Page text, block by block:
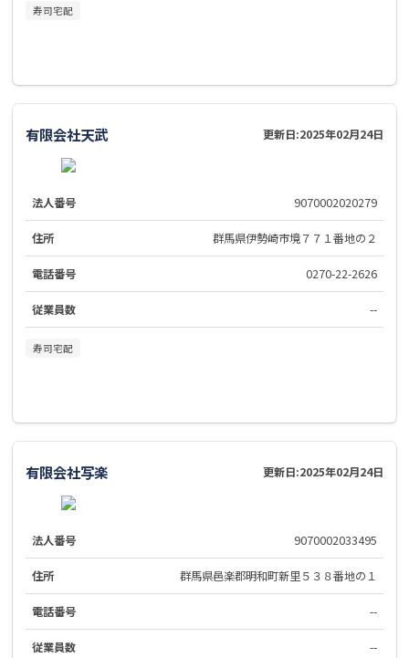
寿司宅配
有限会社天武 更新日:2025年02月24日
法人番号 9070002020279
住所 群馬県伊勢崎市境７７１番地の２
電話番号 0270-22-2626
従業員数 --
寿司宅配
有限会社写楽 更新日:2025年02月24日
法人番号 9070002033495
住所 群馬県邑楽郡明和町新里５３８番地の１
電話番号 --
従業員数 --